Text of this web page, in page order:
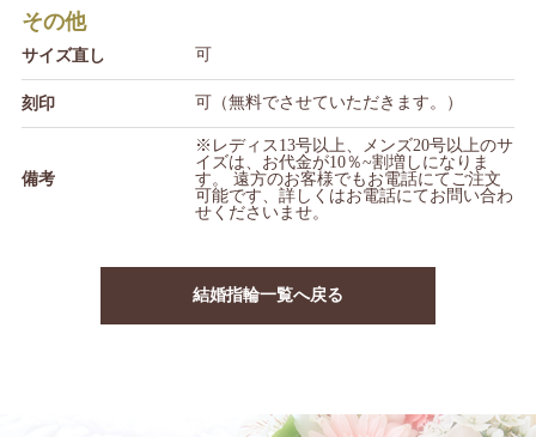
その他
サイズ直し 可
刻印 可（無料でさせていただきます。）
備考
※レディス13号以上、メンズ20号以上のサ
イズは、お代金が10％~割増しになりま
す。 遠方のお客様でもお電話にてご注文
可能です、詳しくはお電話にてお問い合わ
せくださいませ。
結婚指輪一覧へ戻る